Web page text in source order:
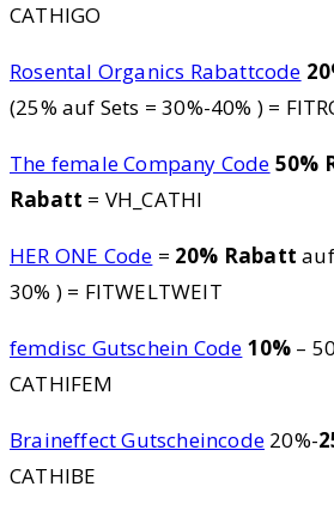
CATHIGO
Rosental Organics Rabattcode
(25% auf Sets = 30%-40% ) =
The female Company Code 50%
Rabatt = VH_CATHI
HER ONE Code = 20% Rabatt
30% ) = FITWELTWEIT
femdisc Gutschein Code 10% –
CATHIFEM
Braineffect Gutscheincode 20%-
CATHIBE